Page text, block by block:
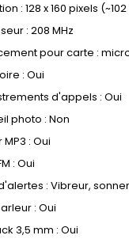
: 128 x 160 pixels
: 208 MHz
pour carte :
: Oui
d'appels : Oui
photo : Non
: Oui
: Oui
: Vibreur,
: Oui
3,5 mm : Oui